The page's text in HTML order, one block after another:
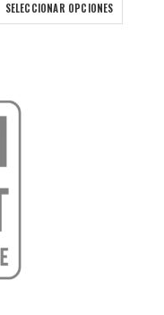
SELECCIONAR OPCIONES